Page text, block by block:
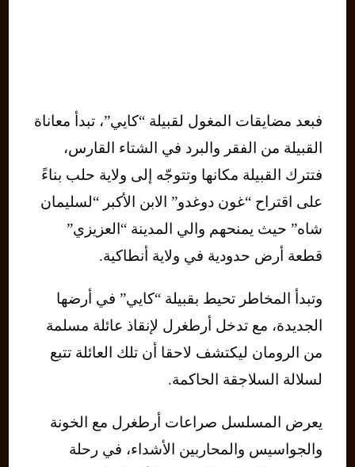
فبعد مضايقات المغول لقبيلة “كايي”، تبدأ معاناة
القبيلة من الفقر والبرد في الشتاء القارس،
فتترك القبيلة مكانها وتتوجّه إلى ولاية حلب بناءً
على اقتراح “غون دوغدو” الابن الأكبر “لسليمان
شاه” حيث يمنحهم والي المدينة “العزيزي”
قطعة أرض حدودية في ولاية أنطاكية.
وتبدأ المخاطر تحيط بقبيلة “كايي” في أرضها
الجديدة، مع تدخل أرطغرل لإنقاذ عائلة مسلمة
من الرومان ليكتشف لاحقا أن تلك العائلة تتبع
لسلالة السلاجقة الحاكمة.
يعرض المسلسل صراعات أرطغرل مع الخونة
والجواسيس والمحاربين الأشداء، في رحلة